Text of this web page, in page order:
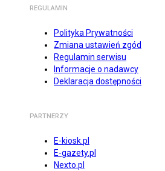
REGULAMIN
Polityka Prywatności
Zmiana ustawień zgód
Regulamin serwisu
Informacje o nadawcy
Deklaracja dostępności
PARTNERZY
E-kiosk.pl
E-gazety.pl
Nexto.pl